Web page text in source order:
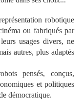
robotique
ou fabriqués par
usages divers, ne
autres, plus adaptés
pensés, conçus,
et politiques
démocratique.